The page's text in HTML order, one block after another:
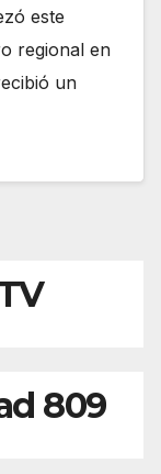
este
regional en
un
809